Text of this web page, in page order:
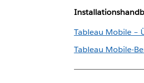
Tableau Mobile –
Tableau Mobile-